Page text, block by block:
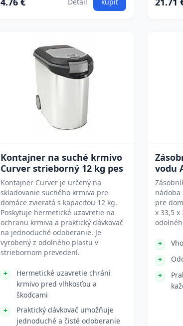
Kontajner na suché krmivo
Curver strieborný 12 kg pes
Kontajner Curver je určený na
skladovanie suchého krmiva pre
domáce zvieratá s kapacitou 12 kg.
Poskytuje hermetické uzavretie na
ochranu krmiva a praktický dávkovač
na jednoduché odoberanie. Je
vyrobený z odolného plastu v
striebornom prevedení.
Hermetické uzavretie chráni
krmivo pred vlhkosťou a
škodcami
Praktický dávkovač umožňuje
jednoduché a čisté odoberanie
vodu
nádoba
pre
x 33,5 x